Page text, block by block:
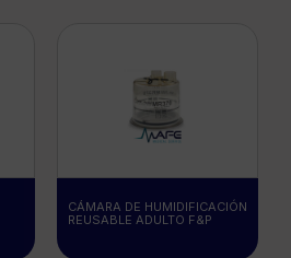
CÁMARA DE HUMIDIFICACIÓN
REUSABLE ADULTO F&P